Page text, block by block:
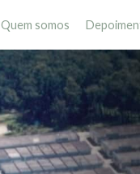
Quem somos